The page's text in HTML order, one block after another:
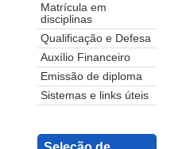
Matrícula em
disciplinas
Qualificação e Defesa
Auxílio Financeiro
Emissão de diploma
Sistemas e links úteis